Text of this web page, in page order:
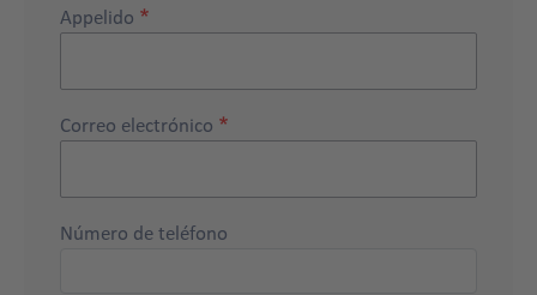
Appelido
Correo electrónico
Número de teléfono